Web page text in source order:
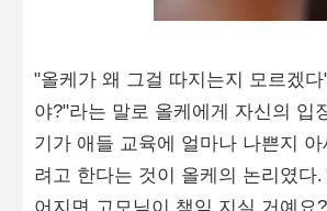
"올케가 왜 그걸 따지는지 모르겠
야?"라는 말로 올케에게 자신의 입
기가 애들 교육에 얼마나 나쁜지
려고 한다는 것이 올케의 논리였
어지면 고모님이 책임 지실 거예요